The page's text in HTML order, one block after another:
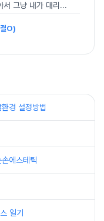
그냥 내가 대리 ...
O)
경 설정방법
에스테틱
일기